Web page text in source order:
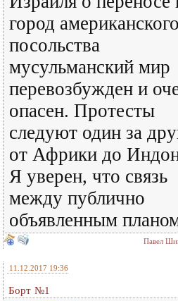
город американского
посольства
мусульманский мир
перевозбужден и
опасен. Протесты
следуют один за
от Африки до
Я уверен, что связь
между публично
объявленным
Павел
11.12.2017 19:36
Борт №1